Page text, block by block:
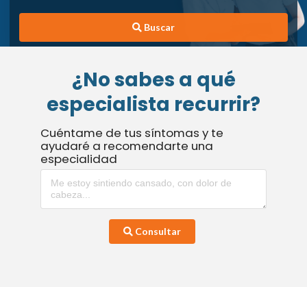
Buscar
¿No sabes a qué
especialista recurrir?
Cuéntame de tus síntomas y te
ayudaré a recomendarte una
especialidad
Consultar